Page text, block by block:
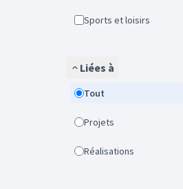
Sports et loisirs
Liées à
Tout
Projets
Réalisations